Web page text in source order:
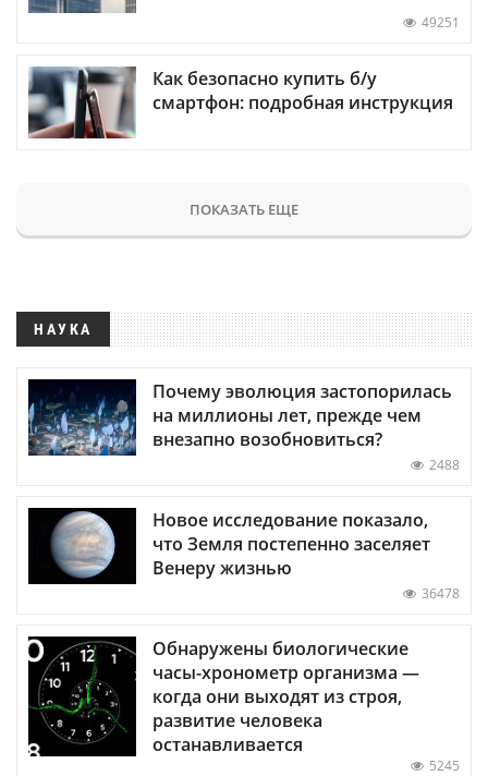
49251
Как безопасно купить б/у
смартфон: подробная инструкция
ПОКАЗАТЬ ЕЩЕ
НАУКА
Почему эволюция застопорилась
на миллионы лет, прежде чем
внезапно возобновиться?
2488
Новое исследование показало,
что Земля постепенно заселяет
Венеру жизнью
36478
Обнаружены биологические
часы-хронометр организма —
когда они выходят из строя,
развитие человека
останавливается
5245